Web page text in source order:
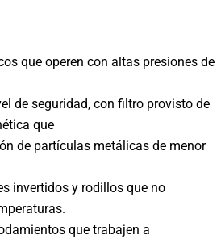
que operen con altas presiones de
de seguridad, con filtro provisto de
que
de partículas metálicas de menor
invertidos y rodillos que no
que trabajen a